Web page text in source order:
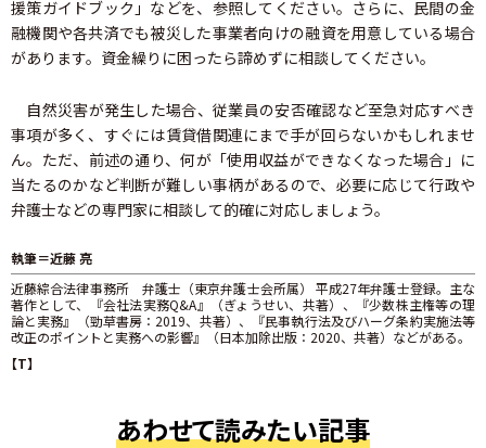
援策ガイドブック」などを、参照してください。さらに、民間の金
融機関や各共済でも被災した事業者向けの融資を用意している場合
があります。資金繰りに困ったら諦めずに相談してください。
自然災害が発生した場合、従業員の安否確認など至急対応すべき
事項が多く、すぐには賃貸借関連にまで手が回らないかもしれませ
ん。ただ、前述の通り、何が「使用収益ができなくなった場合」に
当たるのかなど判断が難しい事柄があるので、必要に応じて行政や
弁護士などの専門家に相談して的確に対応しましょう。
執筆＝近藤 亮
近藤綜合法律事務所 弁護士（東京弁護士会所属） 平成27年弁護士登録。主な
著作として、『会社法実務Q&A』（ぎょうせい、共著）、『少数株主権等の理
論と実務』（勁草書房：2019、共著）、『民事執行法及びハーグ条約実施法等
改正のポイントと実務への影響』（日本加除出版：2020、共著）などがある。
【T】
あわせて読みたい記事